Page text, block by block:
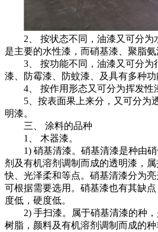
2、 按状态不同，油漆又可分为
是主要的水性漆，而硝基漆、聚脂氨
3、 按功能不同，油漆又可分为
漆、防霉漆、防蚊漆、及具有多种功
4、 按作用形态又可分为挥发性
5、按表面果上来分，又可分为
明漆。
三、 涂料的品种
1、 木器漆。
1) 硝基清漆。硝基清漆是种由硝
剂及有机溶剂调制而成的透明漆，
快、光泽柔和等点。硝基清漆分为亮
可根据需要选用。硝基漆也有其缺
度低，硬度低。
2) 手扫漆。属于硝基清漆的种，
树脂，颜料及有机溶剂调制而成的